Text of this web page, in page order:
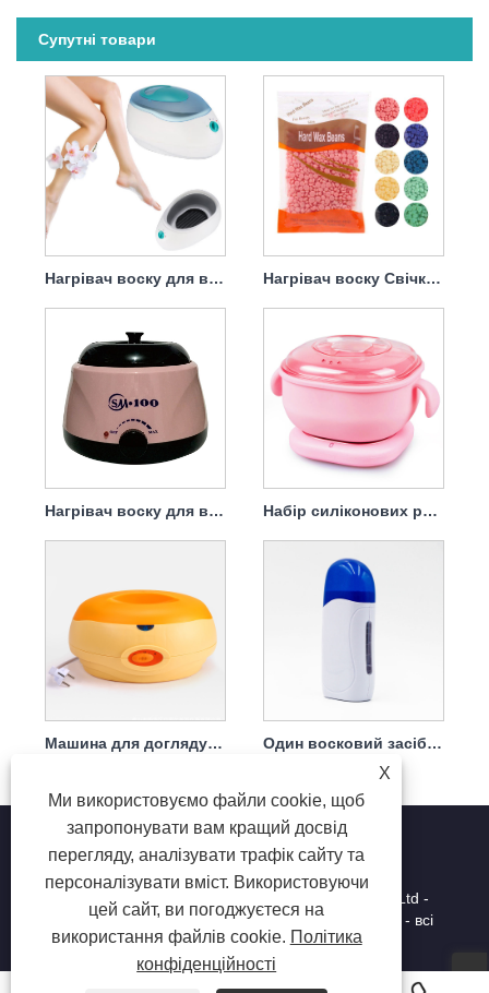
Супутні товари
Нагрівач воску для видалення волосся Нагрівач воску Свічка Бін
Нагрівач воску для видалення волосся силікагелем Набір силіконових розплавників гарячого воску Beeswax Bean
Машина для догляду за руками та ногами Один восковий засіб для видалення синього волосся
X
Ми використовуємо файли cookie, щоб
запропонувати вам кращий досвід
перегляду, аналізувати трафік сайту та
персоналізувати вміст. Використовуючи
цей сайт, ви погоджуєтеся на
використання файлів cookie. Політика
конфіденційності
Copyright © 2025 Shenzhen ruina optoelectronic Co., Ltd -
нігтьова лампа, свердління нігтів, колектор для нігтів - всі
права захищені.